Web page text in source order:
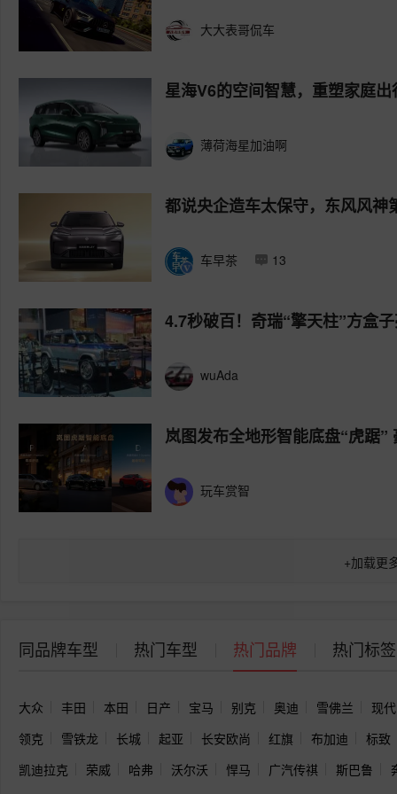
大大表哥侃车
星海V6的空间智慧，重塑家庭
薄荷海星加油啊
都说央企造车太保守，东风风神
车早茶 13
4.7秒破百！奇瑞“擎天柱”方盒
wuAda
岚图发布全地形智能底盘“虎踞
玩车赏智
+加载更
同品牌车型 热门车型 热门品牌 热门标签
大众 丰田 本田 日产 宝马 别克 奥迪 雪佛兰
现代
领克
雪铁龙 长城 起亚 长安欧尚 红旗 布加迪
标致
凯迪拉克
荣威 哈弗 沃尔沃 悍马 广汽传祺 斯巴鲁